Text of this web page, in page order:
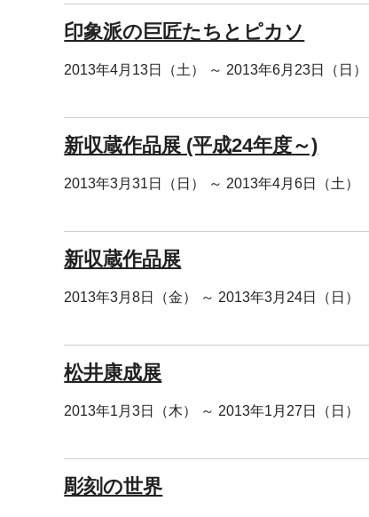
印象派の巨匠たちとピカソ
2013年4月13日（土） ～ 2013年6月23日（日）
新収蔵作品展 (平成24年度～)
2013年3月31日（日） ～ 2013年4月6日（土）
新収蔵作品展
2013年3月8日（金） ～ 2013年3月24日（日）
松井康成展
2013年1月3日（木） ～ 2013年1月27日（日）
彫刻の世界